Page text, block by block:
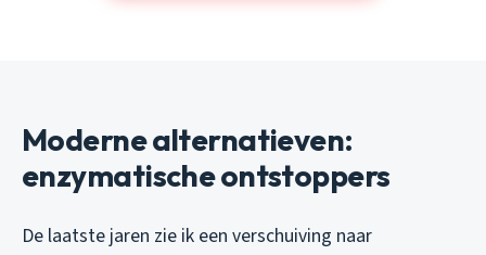
Moderne alternatieven:
enzymatische ontstoppers
De laatste jaren zie ik een verschuiving naar